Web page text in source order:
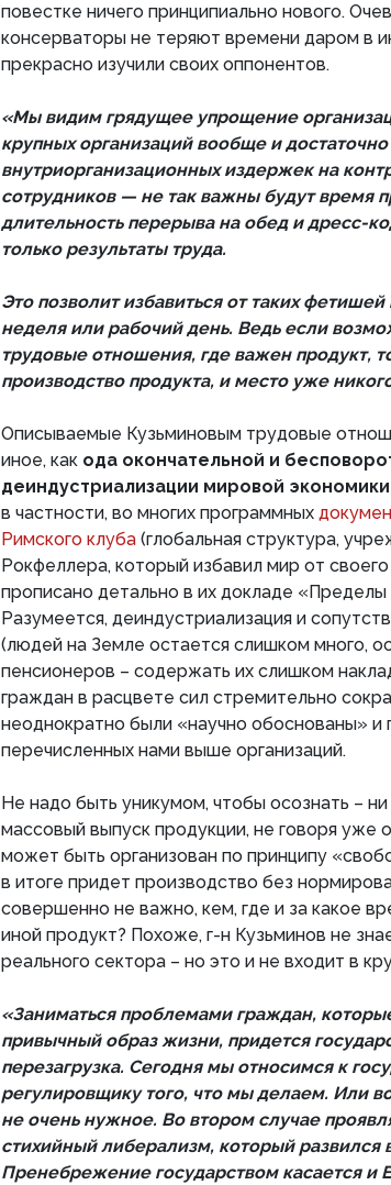
повестке ничего принципиально нового.
консерваторы не теряют времени даром в
прекрасно изучили своих оппонентов.
«Мы видим грядущее упрощение
крупных организаций вообще и
внутриорганизационных издержек на
сотрудников — не так важны будут время
длительность перерыва на обед и дресс-
только результаты труда.
Это позволит избавиться от таких
неделя или рабочий день. Ведь если
трудовые отношения, где важен продукт,
производство продукта, и место уже
Описываемые Кузьминовым трудовые
иное, как ода окончательной и
деиндустриализации мировой
в частности, во многих программных
Римского клуба (глобальная структура,
Рокфеллера, который избавил мир от своего
прописано детально в их докладе «Пределы
Разумеется, деиндустриализация и
(людей на Земле остается слишком много,
пенсионеров – содержать их слишком
граждан в расцвете сил стремительно
неоднократно были «научно обоснованы» и
перечисленных нами выше организаций.
Не надо быть уникумом, чтобы осознать –
массовый выпуск продукции, не говоря уже
может быть организован по принципу
в итоге придет производство без
совершенно не важно, кем, где и за какое
иной продукт? Похоже, г-н Кузьминов не
реального сектора – но это и не входит в
«Заниматься проблемами граждан,
привычный образ жизни, придется
перезагрузка. Сегодня мы относимся к
регулировщику того, что мы делаем. Или
не очень нужное. Во втором случае
стихийный либерализм, который развился
Пренебрежение государством касается и